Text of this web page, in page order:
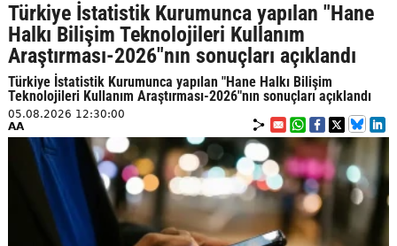
Türkiye İstatistik Kurumunca yapılan "Hane
Halkı Bilişim Teknolojileri Kullanım
Araştırması-2026"nın sonuçları açıklandı
Türkiye İstatistik Kurumunca yapılan "Hane Halkı Bilişim
Teknolojileri Kullanım Araştırması-2026"nın sonuçları açıklandı
05.08.2026 12:30:00
AA